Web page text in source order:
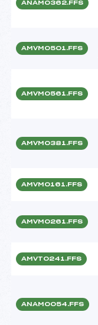
ANAM0362.FFS
AMVM0501.FFS
AMVM0561.FFS
AMVM0381.FFS
AMVM0161.FFS
AMVM0261.FFS
AMVT0241.FFS
ANAM0054.FFS